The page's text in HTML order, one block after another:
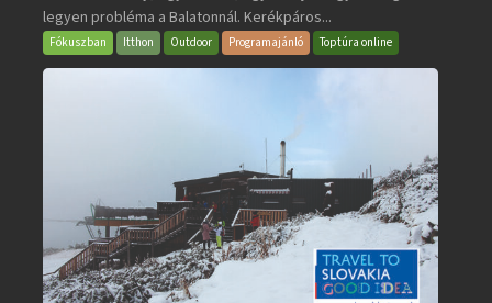
legyen probléma a Balatonnál. Kerékpáros...
Fókuszban Itthon Outdoor Programajánló Toptúra online